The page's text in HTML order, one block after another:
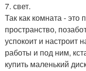
7. свет.
Так как комната - это
пространство,
успокоит и настроит
работы и под ним,
купить маленький